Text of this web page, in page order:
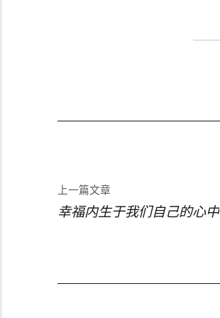
上一篇文章
幸福内生于我们自己的心中